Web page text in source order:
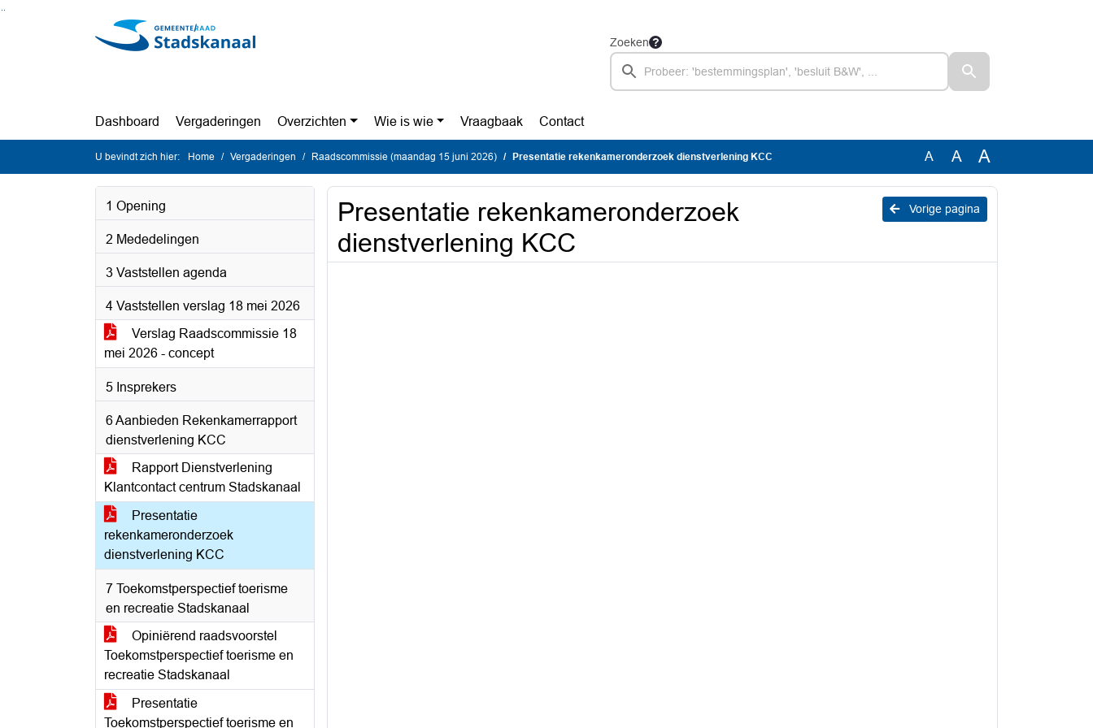
Ga naar de inhoud van deze pagina
Zoeken
Dashboard Vergaderingen Overzichten Wie is wie Vraagbaak Contact
U bevindt zich hier: Home Vergaderingen Raadscommissie (maandag 15 juni 2026) Presentatie rekenkameronderzoek dienstverlening KCC A A A
1 Opening
2 Mededelingen
3 Vaststellen agenda
4 Vaststellen verslag 18 mei 2026
Verslag Raadscommissie 18
mei 2026 - concept
5 Insprekers
6 Aanbieden Rekenkamerrapport
dienstverlening KCC
Rapport Dienstverlening
Klantcontact centrum Stadskanaal
Presentatie
rekenkameronderzoek
dienstverlening KCC
7 Toekomstperspectief toerisme
en recreatie Stadskanaal
Opiniërend raadsvoorstel
Toekomstperspectief toerisme en
recreatie Stadskanaal
Presentatie
Toekomstperspectief toerisme en
Vorige pagina
Presentatie rekenkameronderzoek
dienstverlening KCC